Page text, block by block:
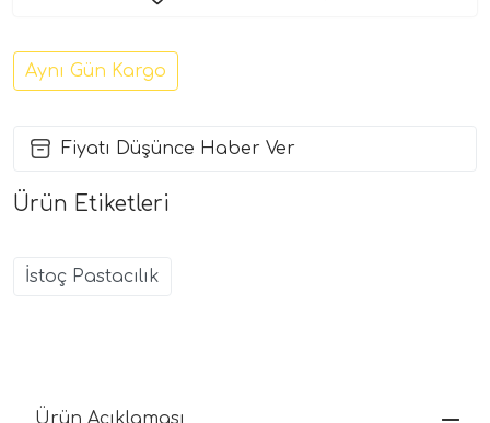
Aynı Gün Kargo
Fiyatı Düşünce Haber Ver
Ürün Etiketleri
İstoç Pastacılık
Ürün Açıklaması